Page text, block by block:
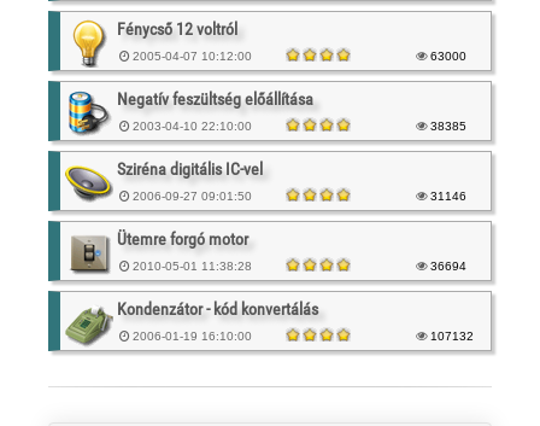
Fénycső 12 voltról
2005-04-07 10:12:00 63000
Negatív feszültség előállítása
2003-04-10 22:10:00 38385
Sziréna digitális IC-vel
2006-09-27 09:01:50 31146
Ütemre forgó motor
2010-05-01 11:38:28 36694
Kondenzátor - kód konvertálás
2006-01-19 16:10:00 107132